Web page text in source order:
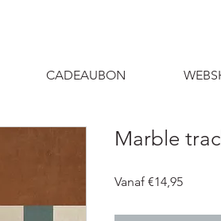
CADEAUBON
Marble
Vanaf €14,95